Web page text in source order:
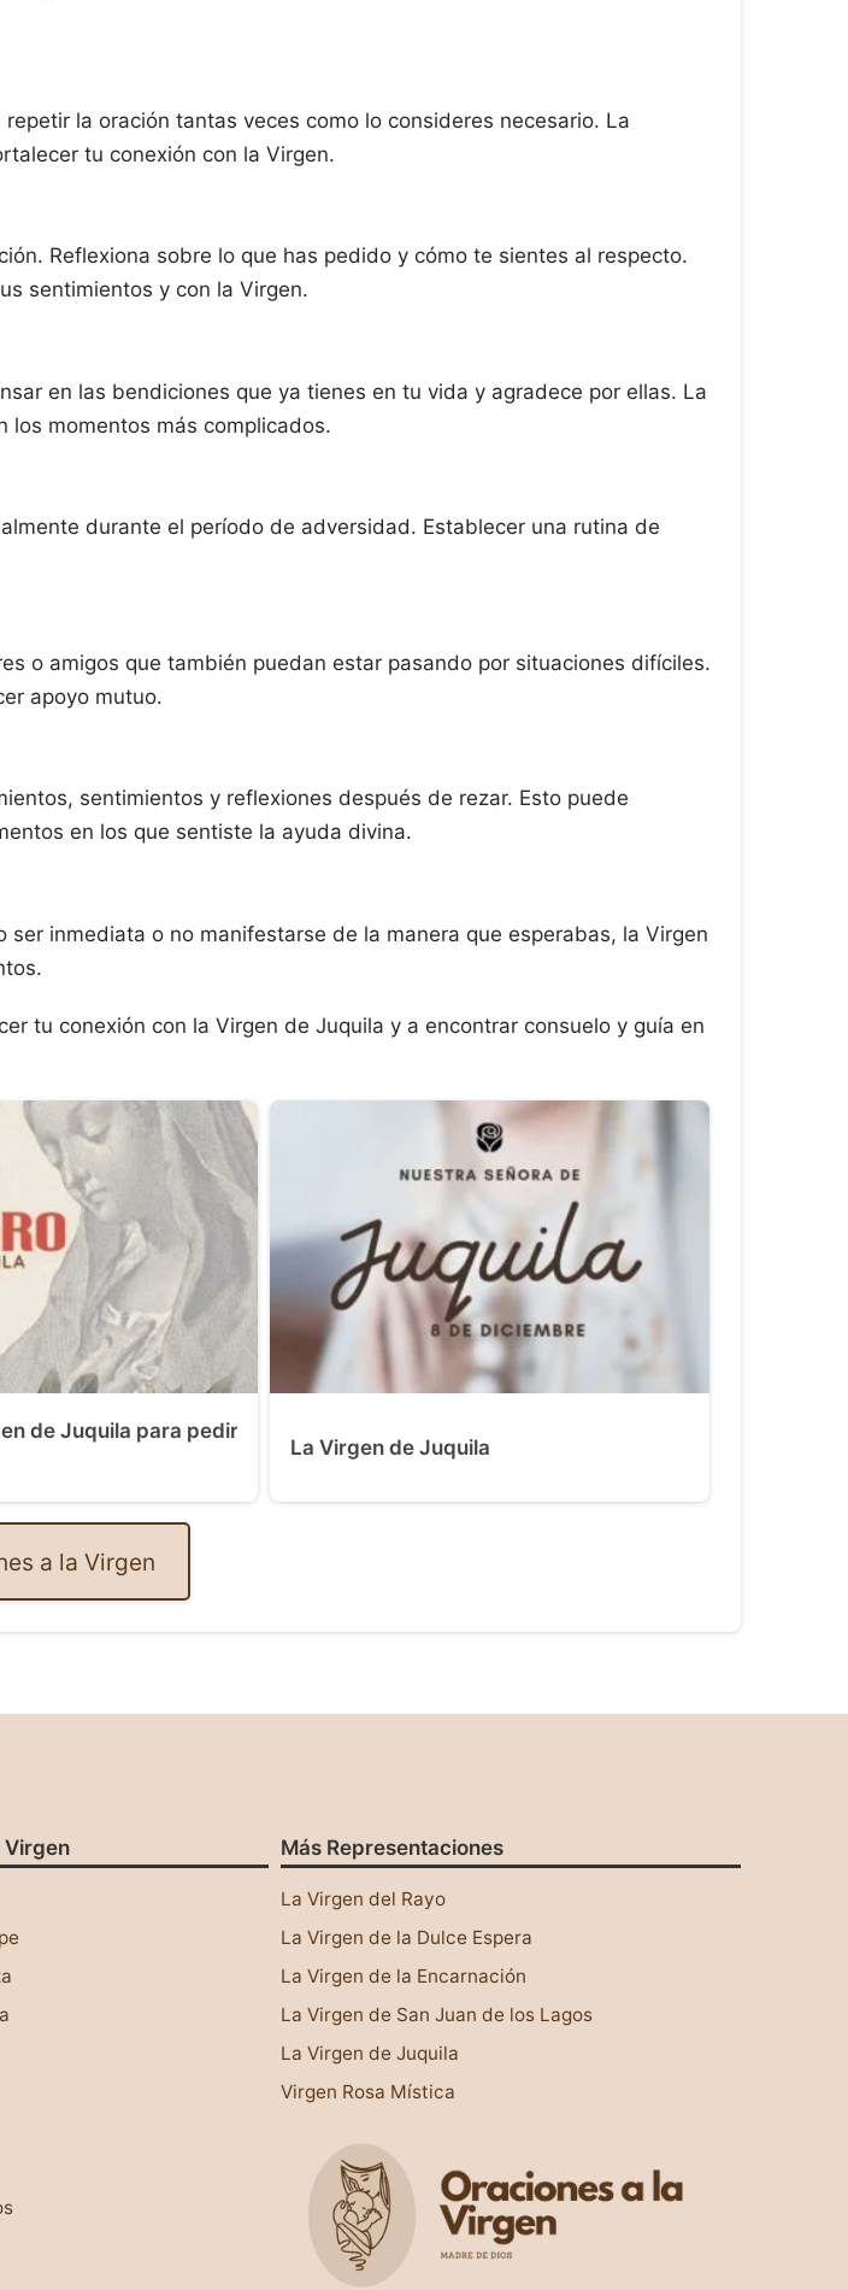
la oración tantas veces como lo consideres necesario. La
tu conexión con la Virgen.
Reflexiona sobre lo que has pedido y cómo te sientes al respecto.
sentimientos y con la Virgen.
en las bendiciones que ya tienes en tu vida y agradece por ellas. La
los momentos más complicados.
durante el período de adversidad. Establecer una rutina de
o amigos que también puedan estar pasando por situaciones difíciles.
apoyo mutuo.
sentimientos y reflexiones después de rezar. Esto puede
en los que sentiste la ayuda divina.
inmediata o no manifestarse de la manera que esperabas, la Virgen
tu conexión con la Virgen de Juquila y a encontrar consuelo y guía en
de Juquila para pedir
La Virgen de Juquila
a la Virgen
Virgen Más Representaciones
La Virgen del Rayo
La Virgen de la Dulce Espera
La Virgen de la Encarnación
La Virgen de San Juan de los Lagos
La Virgen de Juquila
Virgen Rosa Mística